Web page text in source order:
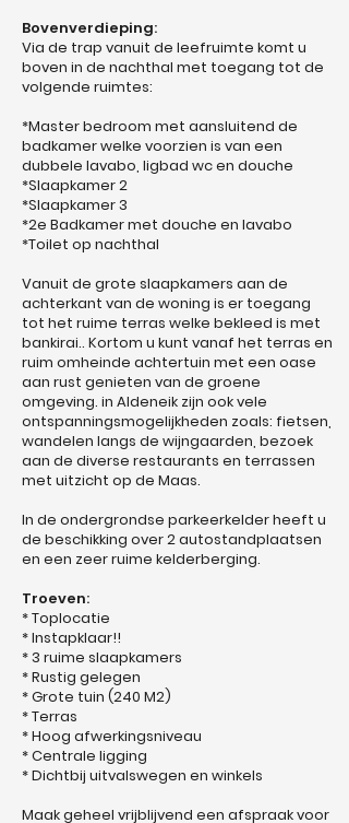
Bovenverdieping:
Via de trap vanuit de leefruimte komt u
boven in de nachthal met toegang tot de
volgende ruimtes:
*Master bedroom met aansluitend de
badkamer welke voorzien is van een
dubbele lavabo, ligbad wc en douche
*Slaapkamer 2
*Slaapkamer 3
*2e Badkamer met douche en lavabo
*Toilet op nachthal
Vanuit de grote slaapkamers aan de
achterkant van de woning is er toegang
tot het ruime terras welke bekleed is met
bankirai.. Kortom u kunt vanaf het terras en
ruim omheinde achtertuin met een oase
aan rust genieten van de groene
omgeving. in Aldeneik zijn ook vele
ontspanningsmogelijkheden zoals: fietsen,
wandelen langs de wijngaarden, bezoek
aan de diverse restaurants en terrassen
met uitzicht op de Maas.
In de ondergrondse parkeerkelder heeft u
de beschikking over 2 autostandplaatsen
en een zeer ruime kelderberging.
Troeven:
* Toplocatie
* Instapklaar!!
* 3 ruime slaapkamers
* Rustig gelegen
* Grote tuin (240 M2)
* Terras
* Hoog afwerkingsniveau
* Centrale ligging
* Dichtbij uitvalswegen en winkels
Maak geheel vrijblijvend een afspraak voor